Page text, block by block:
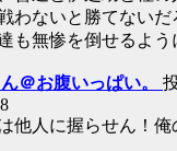
わないと勝てないだ
も無惨を倒せるよう
＠お腹いっぱい。
他人に握らせん！俺